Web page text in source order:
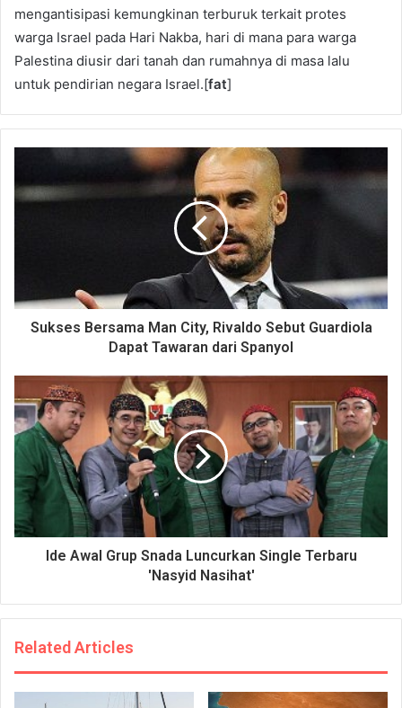
mengantisipasi kemungkinan terburuk terkait protes
warga Israel pada Hari Nakba, hari di mana para warga
Palestina diusir dari tanah dan rumahnya di masa lalu
untuk pendirian negara Israel.[fat]
Sukses Bersama Man City, Rivaldo Sebut Guardiola
Dapat Tawaran dari Spanyol
Ide Awal Grup Snada Luncurkan Single Terbaru
'Nasyid Nasihat'
Related Articles